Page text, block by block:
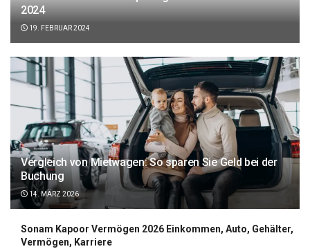
2024
19. FEBRUAR 2024
Vergleich von Mietwagen: So sparen Sie Geld bei der
Buchung
14. MÄRZ 2026
Sonam Kapoor Vermögen 2026 Einkommen, Auto, Gehälter,
Vermögen, Karriere